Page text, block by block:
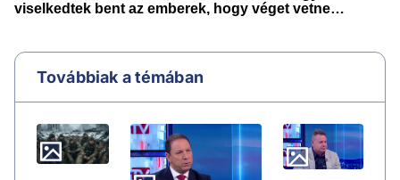
Továbbiak a témában